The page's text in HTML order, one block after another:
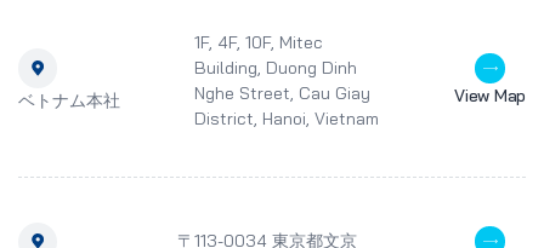
ベトナム本社
1F, 4F, 10F, Mitec
Building, Duong Dinh
Nghe Street, Cau Giay
District, Hanoi, Vietnam
View Map
〒113-0034 東京都文京